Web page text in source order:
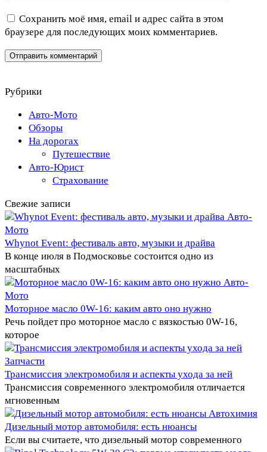
Сохранить моё имя, email и адрес сайта в этом
браузере для последующих моих комментариев.
Рубрики
Авто-Мото
Обзоры
На дорогах
Путешествие
Авто-Юрист
Страхование
Свежие записи
Авто-
Мото
Whynot Event: фестиваль авто, музыки и драйва
В конце июля в Подмосковье состоится одно из
масштабных
Авто-
Мото
Моторное масло 0W-16: каким авто оно нужно
Речь пойдет про моторное масло с вязкостью 0W-16,
которое
Запчасти
Трансмиссия электромобиля и аспекты ухода за ней
Трансмиссия современного электромобиля отличается
мгновенным
Автохимия
Дизельный мотор автомобиля: есть нюансы
Если вы считаете, что дизельный мотор современного